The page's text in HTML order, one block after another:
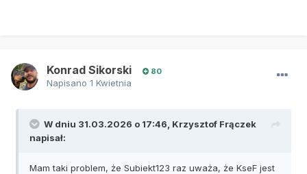
Konrad Sikorski 80
Napisano 1 Kwietnia
W dniu 31.03.2026 o 17:46, Krzysztof Frączek
napisał:
Mam taki problem, że Subiekt123 raz uważa, że KseF jest